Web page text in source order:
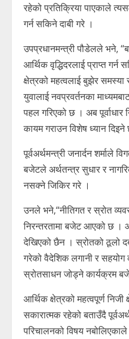
रहेको प्रतिक्रिया पाएकाले
गर्न सकिने दाबी गरे ।
उपप्रधानमन्त्री पौडेलले भने,
आर्थिक वृद्धिदरलाई प्राप्त
क्षेत्रको महत्वलाई बुझेर समस्या
युवालाई नवप्रवर्तनका
पहल गरिएको छ । अब पूर्वाधार
कायम गराउन विशेष ध्यान
पूर्वअर्थमन्त्री जनार्दन शर्माले
बजेटले अर्थतन्त्र सुधार र
नसक्ने जिकिर गरे ।
उनले भने,“नीतिगत र स्रोत
निरन्तरतामा बजेट आएको छ ।
देखिएको छैन । स्रोतको ठूलो
गरेको वैदेशिक लगानी र
स्रोतसाधन जोड्ने कार्यक्रम
आर्थिक क्षेत्रको महत्वपूर्ण
सकारात्मक रहेको बताउँदै
परिचालनको विषय